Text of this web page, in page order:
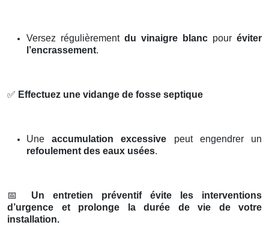
Versez régulièrement du vinaigre blanc pour éviter
l’encrassement.
✅ Effectuez une vidange de fosse septique
Uneaccumulation excessive peut engendrer un
refoulement des eaux usées.
📅
Un entretien préventif évite les interventions
d’urgence et prolonge la durée de vie de votre
installation.